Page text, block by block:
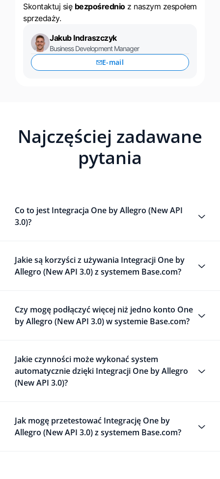
Skontaktuj się bezpośrednioz naszym zespołem
sprzedaży.
Jakub Indraszczyk
Business Development Manager
E-mail
Najczęściej zadawane
pytania
Co to jest Integracja One by Allegro (New API
3.0)?
Jakie są korzyści z używania Integracji One by
Allegro (New API 3.0) z systemem Base.com?
Czy mogę podłączyć więcej niż jedno konto One
by Allegro (New API 3.0) w systemie Base.com?
Jakie czynności może wykonać system
automatycznie dzięki Integracji One by Allegro
(New API 3.0)?
Jak mogę przetestować Integrację One by
Allegro (New API 3.0) z systemem Base.com?